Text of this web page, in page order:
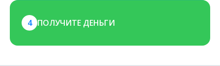
4 ПОЛУЧИТЕ ДЕНЬГИ